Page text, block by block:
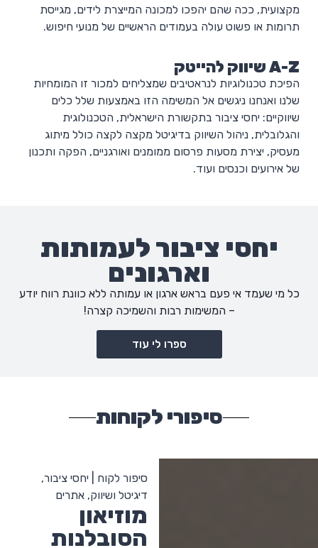
מקצועית, ככה שהם יהפכו למכונה המייצרת לידים, מגייסת
תרומות או פשוט עולה בעמודים הראשיים של מנועי חיפוש.
A-Z שיווק להייטק
הפיכת טכנולוגיות לנראטיבים שמצליחים למכור זו המומחיות
שלנו ואנחנו ניגשים אל המשימה הזו באמצעות שלל כלים
שיווקיים: יחסי ציבור בתקשורת הישראלית, הטכנולוגית
והגלובלית, ניהול השיווק בדיגיטל מקצה לקצה כולל מיתוג
מעסיק, יצירת מסעות פרסום ממומנים ואורגניים, הפקה ותכנון
של אירועים וכנסים ועוד.
יחסי ציבור לעמותות
וארגונים
כל מי שעמד אי פעם בראש ארגון או עמותה ללא כוונת רווח יודע
– המשימות רבות והשמיכה קצרה!
ספרו לי עוד
סיפורי לקוחות
סיפור לקוח | יחסי ציבור,
דיגיטל ושיווק, אתרים
מוזיאון
הסובלנות